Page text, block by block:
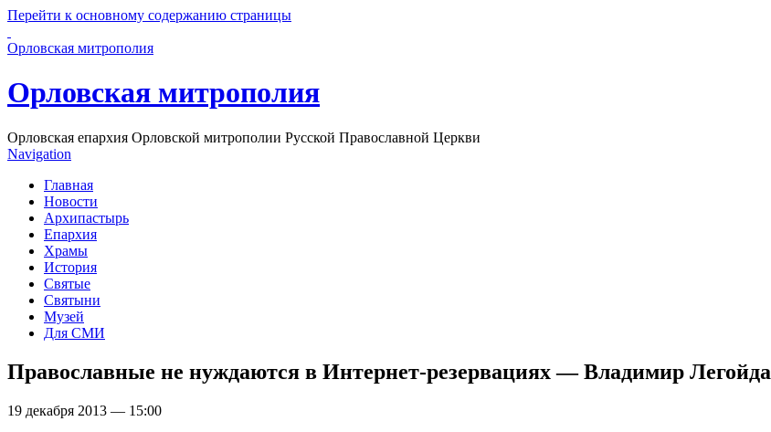
Перейти к основному содержанию страницы
Орловская митрополия
Орловская митрополия
Орловская епархия Орловской митрополии Русской Православной Церкви
Navigation
Главная
Новости
Архипастырь
Епархия
Храмы
История
Святые
Святыни
Музей
Для СМИ
Православные не нуждаются в Интернет-резервациях — Владимир Легойда
19 декабря 2013 — 15:00